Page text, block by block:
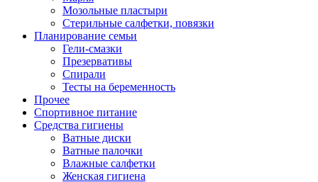
Мозольные пластыри
Стерильные салфетки, повязки
Планирование семьи
Гели-смазки
Презервативы
Спирали
Тесты на беременность
Прочее
Спортивное питание
Средства гигиены
Ватные диски
Ватные палочки
Влажные салфетки
Женская гигиена